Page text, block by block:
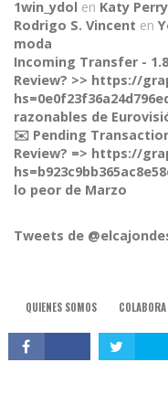
CONNECT
1win_ydol en Katy
Rodrigo S. Vincent en
moda
Incoming Transfer -
Review? >> https://
razonables de
✉️ Pending
Review? => https://
lo peor de Marzo
Tweets de
QUIENES SOMOS COLABORA
© 2015, El Cajón Desastre.